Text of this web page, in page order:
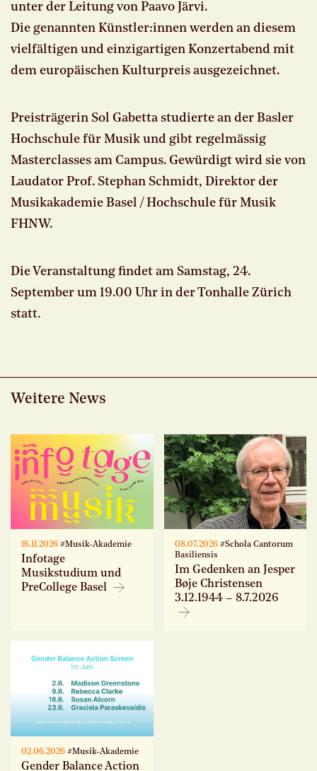
unter der Leitung von Paavo Järvi.
Die genannten Künstler:innen werden an diesem
vielfältigen und einzigartigen Konzertabend mit
dem europäischen Kulturpreis ausgezeichnet.
Preisträgerin Sol Gabetta studierte an der Basler
Hochschule für Musik und gibt regelmässig
Masterclasses am Campus. Gewürdigt wird sie von
Laudator Prof. Stephan Schmidt, Direktor der
Musikakademie Basel / Hochschule für Musik
FHNW.
Die Veranstaltung findet am Samstag, 24.
September um 19.00 Uhr in der Tonhalle Zürich
statt.
Weitere News
16.11.2026 #Musik-Akademie
Infotage
Musikstudium und
PreCollege Basel
08.07.2026#Schola Cantorum
Basiliensis
Im Gedenken an Jesper
Bøje Christensen
3.12.1944 – 8.7.2026
02.06.2026 #Musik-Akademie
Gender Balance Action